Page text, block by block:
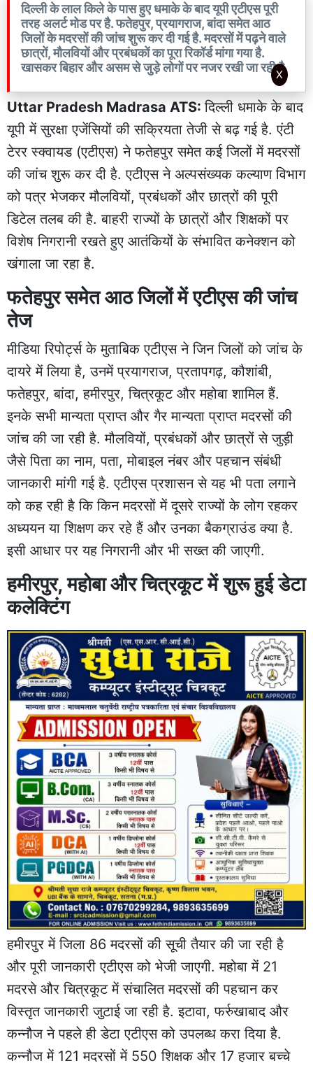
दिल्ली के लाल किले के पास हुए धमाके के बाद यूपी एटीएस पूरी
तरह अलर्ट मोड पर है. फतेहपुर, प्रयागराज, बांदा समेत आठ
जिलों के मदरसों की जांच शुरू कर दी गई है. मदरसों में पढ़ने वाले
छात्रों, मौलवियों और प्रबंधकों का पूरा रिकॉर्ड मांगा गया है.
खासकर बिहार और असम से जुड़े लोगों पर नजर रखी जा रही है.
Uttar Pradesh Madrasa ATS:दिल्ली धमाके के बाद
यूपी में सुरक्षा एजेंसियों की सक्रियता तेजी से बढ़ गई है. एंटी
टेरर स्क्वायड (एटीएस) ने फतेहपुर समेत कई जिलों में मदरसों
की जांच शुरू कर दी है. एटीएस ने अल्पसंख्यक कल्याण विभाग
को पत्र भेजकर मौलवियों, प्रबंधकों और छात्रों की पूरी
डिटेल तलब की है. बाहरी राज्यों के छात्रों और शिक्षकों पर
विशेष निगरानी रखते हुए आतंकियों के संभावित कनेक्शन को
खंगाला जा रहा है.
फतेहपुर समेत आठ जिलों में एटीएस की जांच
तेज
मीडिया रिपोर्ट्स के मुताबिक एटीएस ने जिन जिलों को जांच के
दायरे में लिया है, उनमें प्रयागराज, प्रतापगढ़, कौशांबी,
फतेहपुर, बांदा, हमीरपुर, चित्रकूट और महोबा शामिल हैं.
इनके सभी मान्यता प्राप्त और गैर मान्यता प्राप्त मदरसों की
जांच की जा रही है. मौलवियों, प्रबंधकों और छात्रों से जुड़ी
जैसे पिता का नाम, पता, मोबाइल नंबर और पहचान संबंधी
जानकारी मांगी गई है. एटीएस प्रशासन से यह भी पता लगाने
को कह रही है कि किन मदरसों में दूसरे राज्यों के लोग रहकर
अध्ययन या शिक्षण कर रहे हैं और उनका बैकग्राउंड क्या है.
इसी आधार पर यह निगरानी और भी सख्त की जाएगी.
हमीरपुर, महोबा और चित्रकूट में शुरू हुई डेटा
कलेक्टिंग
हमीरपुर में जिला 86 मदरसों की सूची तैयार की जा रही है
और पूरी जानकारी एटीएस को भेजी जाएगी. महोबा में 21
मदरसे और चित्रकूट में संचालित मदरसों की पहचान कर
विस्तृत जानकारी जुटाई जा रही है. इटावा, फर्रुखाबाद और
कन्नौज ने पहले ही डेटा एटीएस को उपलब्ध करा दिया है.
कन्नौज में 121 मदरसों में 550 शिक्षक और 17 हजार बच्चे
X